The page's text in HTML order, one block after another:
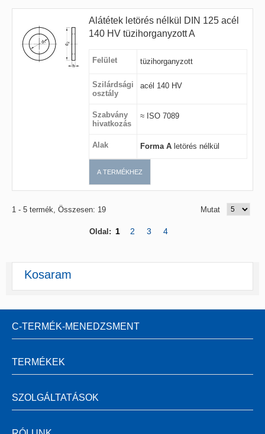
Alátétek letörés nélkül DIN 125 acél
140 HV tüzihorganyzott A
Felület tüzihorganyzott
Szilárdsági
osztály
acél 140 HV
Szabvány
hivatkozás
≈ ISO 7089
Alak Forma Aletörés nélkül
A TERMÉKHEZ
1 - 5 termék, Összesen: 19 Mutat
Oldal: 1 2 3 4
Kosaram
C-TERMÉK-MENEDZSMENT
TERMÉKEK
SZOLGÁLTATÁSOK